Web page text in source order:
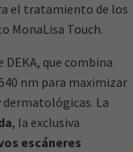
el tratamiento de los
MonaLisa Touch.
que combina
nm para maximizar
dermatológicas. La
, la exclusiva
escáneres